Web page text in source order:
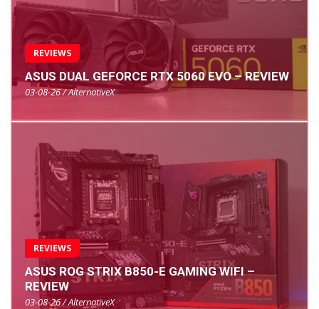
REVIEWS
ASUS DUAL GEFORCE RTX 5060 EVO – REVIEW
03-08-26 / AlternativeX
REVIEWS
ASUS ROG STRIX B850-E GAMING WIFI –
REVIEW
03-08-26 / AlternativeX